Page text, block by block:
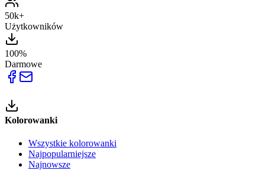
50k+
Użytkowników
100%
Darmowe
Kolorowanki
Wszystkie kolorowanki
Najpopularniejsze
Najnowsze